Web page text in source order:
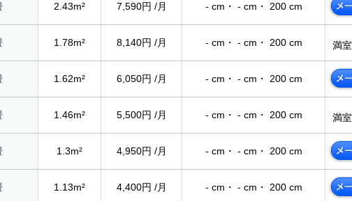
2.43m² 7,590円 /月 - cm・ - cm・ 200 cm
1.78m² 8,140円 /月 - cm・ - cm・ 200 cm 満
1.62m² 6,050円 /月 - cm・ - cm・ 200 cm
1.46m² 5,500円 /月 - cm・ - cm・ 200 cm 満
1.3m² 4,950円 /月 - cm・ - cm・ 200 cm
1.13m² 4,400円 /月 - cm・ - cm・ 200 cm